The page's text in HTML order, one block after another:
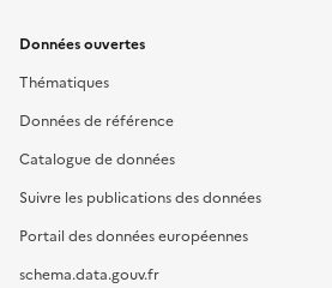
Données ouvertes
Thématiques
Données de référence
Catalogue de données
Suivre les publications des données
Portail des données européennes
schema.data.gouv.fr